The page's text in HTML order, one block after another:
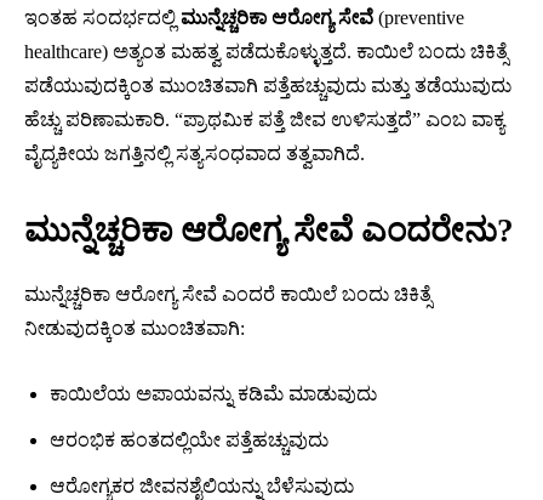
ಇಂತಹ ಸಂದರ್ಭದಲ್ಲಿ ಮುನ್ನೆಚ್ಚರಿಕಾ ಆರೋಗ್ಯ ಸೇವೆ (preventive
healthcare) ಅತ್ಯಂತ ಮಹತ್ವ ಪಡೆದುಕೊಳ್ಳುತ್ತದೆ. ಕಾಯಿಲೆ ಬಂದು ಚಿಕಿತ್ಸೆ
ಪಡೆಯುವುದಕ್ಕಿಂತ ಮುಂಚಿತವಾಗಿ ಪತ್ತೆಹಚ್ಚುವುದು ಮತ್ತು ತಡೆಯುವುದು
ಹೆಚ್ಚು ಪರಿಣಾಮಕಾರಿ. “ಪ್ರಾಥಮಿಕ ಪತ್ತೆ ಜೀವ ಉಳಿಸುತ್ತದೆ” ಎಂಬ ವಾಕ್ಯ
ವೈದ್ಯಕೀಯ ಜಗತ್ತಿನಲ್ಲಿ ಸತ್ಯಸಂಧವಾದ ತತ್ವವಾಗಿದೆ.
ಮುನ್ನೆಚ್ಚರಿಕಾ ಆರೋಗ್ಯ ಸೇವೆ ಎಂದರೇನು?
ಮುನ್ನೆಚ್ಚರಿಕಾ ಆರೋಗ್ಯ ಸೇವೆ ಎಂದರೆ ಕಾಯಿಲೆ ಬಂದು ಚಿಕಿತ್ಸೆ
ನೀಡುವುದಕ್ಕಿಂತ ಮುಂಚಿತವಾಗಿ:
ಕಾಯಿಲೆಯ ಅಪಾಯವನ್ನು ಕಡಿಮೆ ಮಾಡುವುದು
ಆರಂಭಿಕ ಹಂತದಲ್ಲಿಯೇ ಪತ್ತೆಹಚ್ಚುವುದು
ಆರೋಗ್ಯಕರ ಜೀವನಶೈಲಿಯನ್ನು ಬೆಳೆಸುವುದು